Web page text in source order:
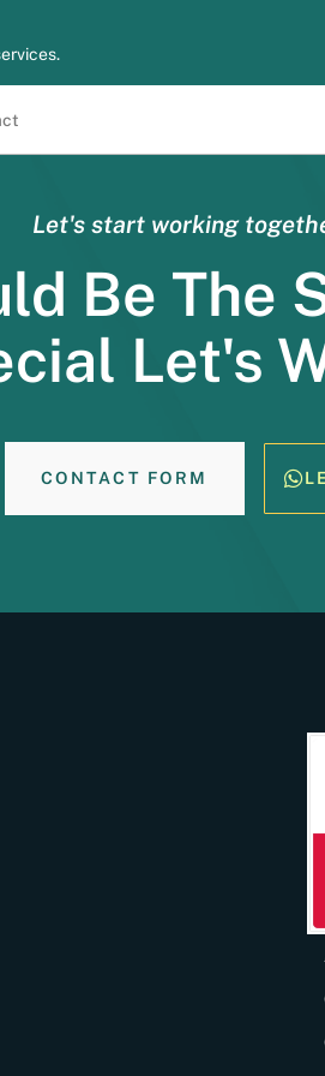
Po Brexicie obowiązują
przeprowadzi Cię przez
Let's start working
Be The
Let's
CONTACT FORM